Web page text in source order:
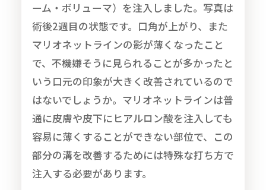
ーム・ボリューマ）を注入しました。写真は
術後2週目の状態です。口角が上がり、また
マリオネットラインの影が薄くなったこと
で、不機嫌そうに見られることが多かったと
いう口元の印象が大きく改善されているので
はないでしょうか。マリオネットラインは普
通に皮膚や皮下にヒアルロン酸を注入しても
容易に薄くすることができない部位で、この
部分の溝を改善するためには特殊な打ち方で
注入する必要があります。